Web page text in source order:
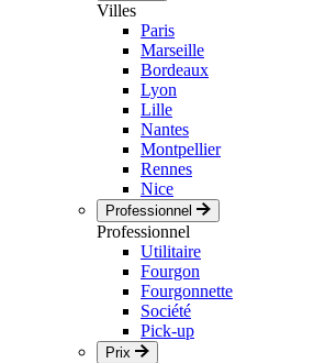
Villes
Paris
Marseille
Bordeaux
Lyon
Lille
Nantes
Montpellier
Rennes
Nice
Professionnel
Professionnel
Utilitaire
Fourgon
Fourgonnette
Société
Pick-up
Prix